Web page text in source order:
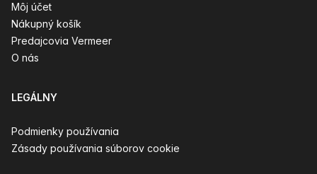
Môj účet
Nákupný košík
Predajcovia Vermeer
O nás
LEGÁLNY
Podmienky používania
Zásady používania súborov cookie